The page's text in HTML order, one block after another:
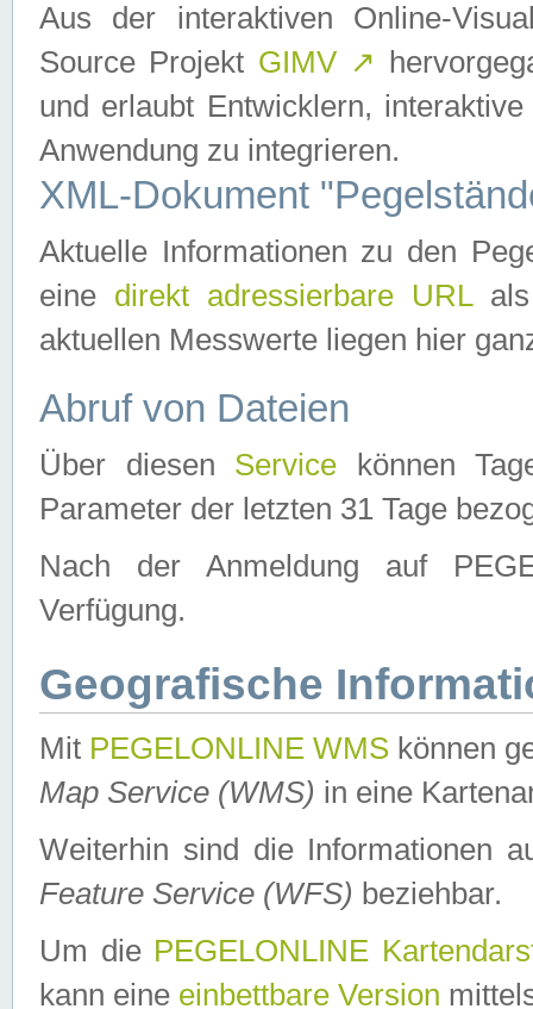
Aus der interaktiven Online-
Source Projekt GIMV ↗
und erlaubt Entwicklern,
Anwendung zu integrieren.
XML-Dokument
Aktuelle Informationen zu den
eine direkt adressierbare URLals
aktuellen Messwerte liegen hier
Abruf von Dateien
Über diesen Service können
Parameter der letzten 31 Tage
Nach der Anmeldung auf
Verfügung.
Geografische
Mit PEGELONLINE WMS können
Map Service (WMS) in eine
Weiterhin sind die Informationen
Feature Service (WFS) beziehbar.
Um die PEGELONLINE
kann eine einbettbare Version